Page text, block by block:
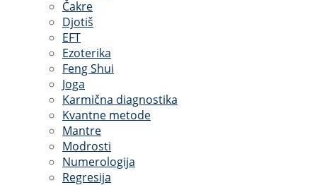
Čakre
Djotiš
EFT
Ezoterika
Feng Shui
Joga
Karmična diagnostika
Kvantne metode
Mantre
Modrosti
Numerologija
Regresija